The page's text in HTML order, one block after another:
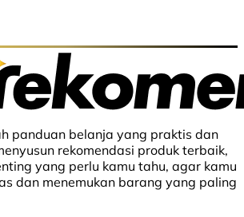
panduan belanja yang praktis dan
rekomendasi produk terbaik,
yang perlu kamu tahu, agar kamu
dan menemukan barang yang paling